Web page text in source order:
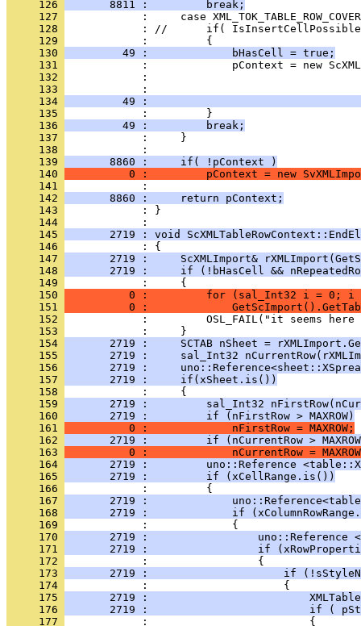
     126
       8811 :         break;
     127
     128
     129
     130
         49 :             bHasCell = true;
     131
     132
     133
     134
49 :
     135
     136
         49 :         break;
     137
     138
     139
       8860 :     if( !pContext )
     140
0 :         pContext = new
     141
     142
       8860 :     return pContext;
     143
            : }
     144
     145
2719 : void
     146
     147
2719 :     ScXMLImport&
     148
2719 :     if (!bHasCell &&
     149
     150
0 :         for (sal_Int32 i = 0;
     151
0 :
     152
     153
     154
2719 :     SCTAB nSheet =
     155
2719 :     sal_Int32
     156
2719 :
     157
       2719 :     if(xSheet.is())
     158
     159
2719 :         sal_Int32
     160
       2719 :         if (nFirstRow > MAXROW)
     161
          0 :             nFirstRow = MAXROW;
     162
2719 :         if (nCurrentRow >
     163
0 :             nCurrentRow =
     164
2719 :         uno::Reference
     165
       2719 :         if (xCellRange.is())
     166
     167
2719 :
     168
2719 :             if
     169
     170
2719 :                 uno::Reference
     171
2719 :                 if
     172
     173
2719 :                     if
     174
     175
2719 :
     176
2719 :                         if (
     177